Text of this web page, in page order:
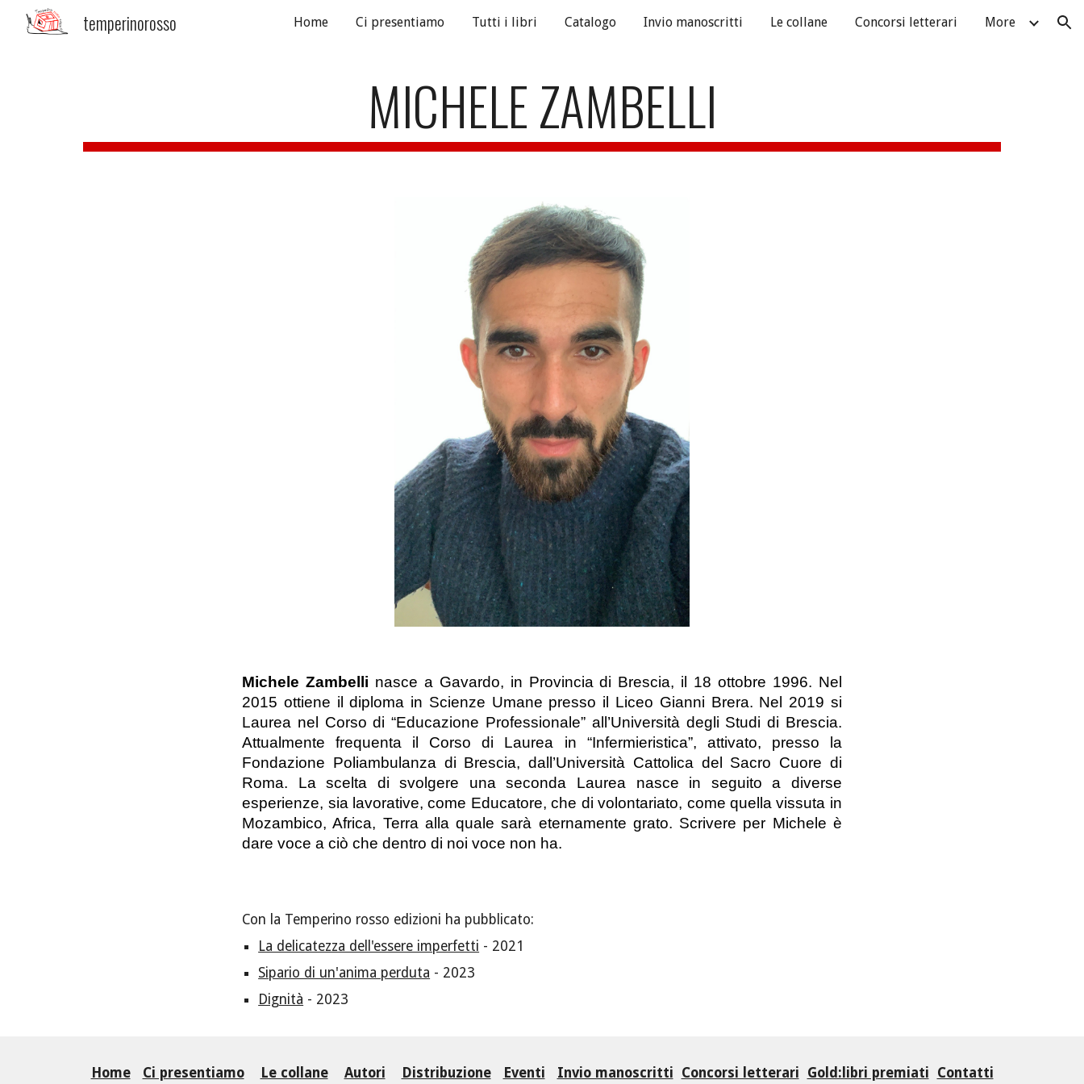
Skip to main content Skip to navigation
temperinorosso Home Ci presentiamo Tutti i libri Catalogo Invio manoscritti Le collane Concorsi letterari More
MICHELE ZAMBELLI
Michele Zambelli nasce a Gavardo, in Provincia di Brescia, il 18 ottobre 1996. Nel
2015 ottiene il diploma in Scienze Umane presso il Liceo Gianni Brera. Nel 2019 si
Laurea nel Corso di “Educazione Professionale” all’Università degli Studi di Brescia.
Attualmente frequenta il Corso di Laurea in “Infermieristica”, attivato, presso la
Fondazione Poliambulanza di Brescia, dall’Università Cattolica del Sacro Cuore di
Roma. La scelta di svolgere una seconda Laurea nasce in seguito a diverse
esperienze, sia lavorative, come Educatore, che di volontariato, come quella vissuta in
Mozambico, Africa, Terra alla quale sarà eternamente grato. Scrivere per Michele è
dare voce a ciò che dentro di noi voce non ha.
Con la Temperino rosso edizioni ha pubblicato:
La delicatezza dell'essere imperfetti - 2021
Sipario di un'anima perduta - 2023
Dignità - 2023
Home Ci presentiamo Le collane Autori Distribuzione Eventi Invio manoscritti Concorsi letterari Gold:libri premiati Contatti